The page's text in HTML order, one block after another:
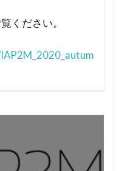
ください。